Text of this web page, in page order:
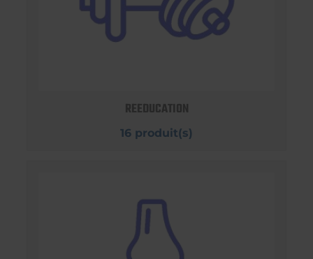
REEDUCATION
16 produit(s)